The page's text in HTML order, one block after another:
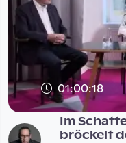
01:00:18
Im
bröckelt